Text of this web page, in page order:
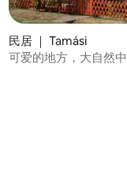
5 分（满分 5 分），
民居 ｜ Tamási
可爱的地方，大自然